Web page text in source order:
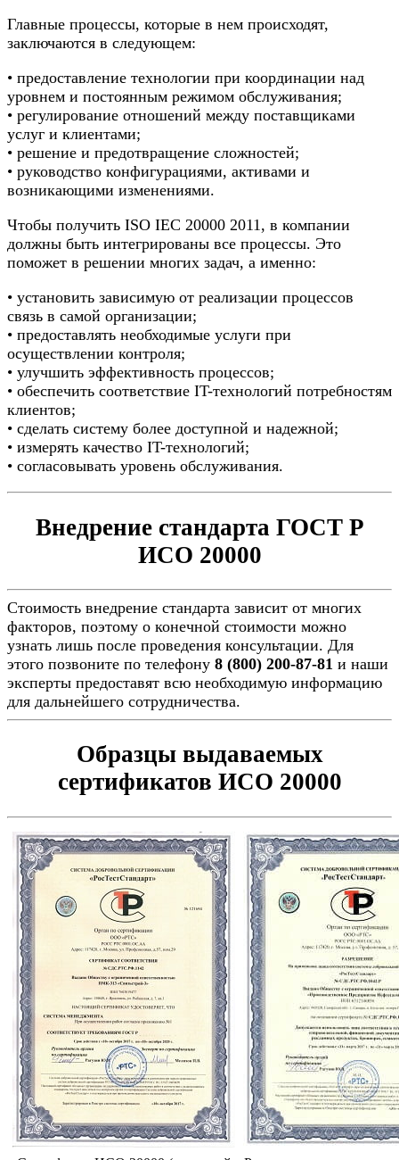
Главные процессы, которые в нем происходят,
заключаются в следующем:
• предоставление технологии при координации над
уровнем и постоянным режимом обслуживания;
• регулирование отношений между поставщиками
услуг и клиентами;
• решение и предотвращение сложностей;
• руководство конфигурациями, активами и
возникающими изменениями.
Чтобы получить ISO IEC 20000 2011, в компании
должны быть интегрированы все процессы. Это
поможет в решении многих задач, а именно:
• установить зависимую от реализации процессов
связь в самой организации;
• предоставлять необходимые услуги при
осуществлении контроля;
• улучшить эффективность процессов;
• обеспечить соответствие IT-технологий потребностям
клиентов;
• сделать систему более доступной и надежной;
• измерять качество IT-технологий;
• согласовывать уровень обслуживания.
Внедрение стандарта ГОСТ Р
ИСО 20000
Стоимость внедрение стандарта зависит от многих
факторов, поэтому о конечной стоимости можно
узнать лишь после проведения консультации. Для
этого позвоните по телефону 8 (800) 200-87-81 и наши
эксперты предоставят всю необходимую информацию
для дальнейшего сотрудничества.
Образцы выдаваемых
сертификатов ИСО 20000